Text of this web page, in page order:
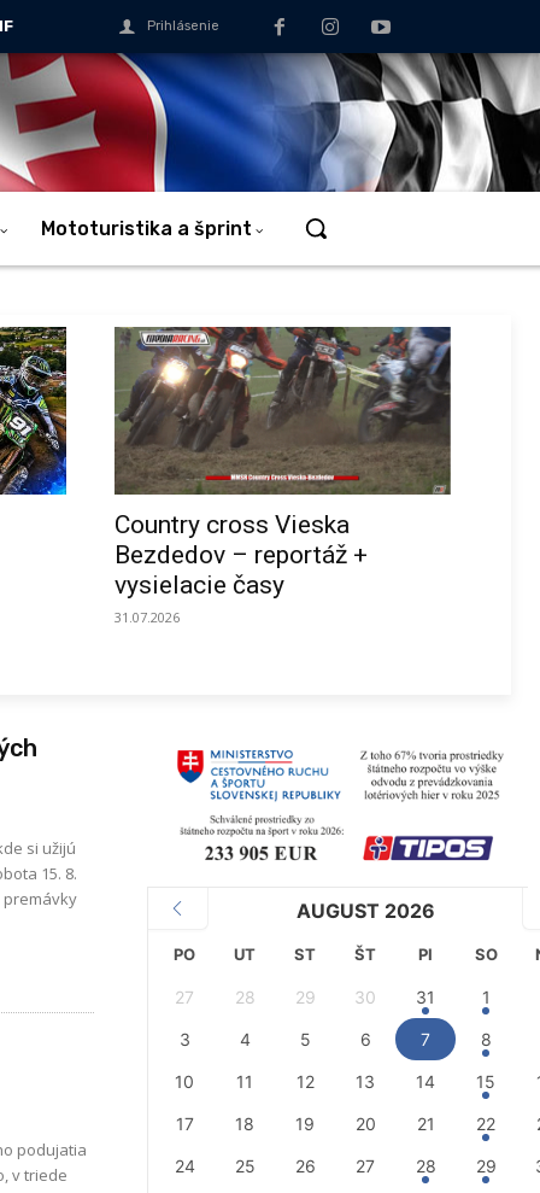
Prihlásenie
Mototuristika a šprint
Country cross Vieska
Bezdedov – reportáž +
vysielacie časy
31.07.2026
si užijú
15. 8.
premávky
podujatia
v triede
AUGUST 2026
PO UT ST ŠT PI SO
27 28 29 30 31 1
3 4 5 6 7 8
10 11 12 13 14 15
17 18 19 20 21 22
24 25 26 27 28 29